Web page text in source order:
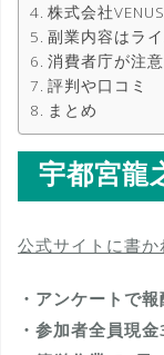
株式会社
副業内容はラ
消費者庁が注
評判や口コミ
まとめ
宇都宮龍
公式サイトに書か
・アンケートで
・参加者全員現